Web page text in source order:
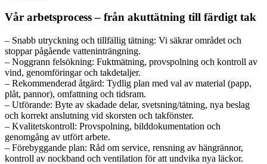
Vår arbetsprocess – från akuttätning till färdigt tak
– Snabb utryckning och tillfällig tätning: Vi säkrar området och
stoppar pågående vatteninträngning.
– Noggrann felsökning: Fuktmätning, provspolning och kontroll av
vind, genomföringar och takdetaljer.
– Rekommenderad åtgärd: Tydlig plan med val av material (papp,
plåt, pannor), omfattning och tidsram.
– Utförande: Byte av skadade delar, svetsning/tätning, nya beslag
och korrekt anslutning vid skorsten och takfönster.
– Kvalitetskontroll: Provspolning, bilddokumentation och
genomgång av utfört arbete.
– Förebyggande plan: Råd om service, rensning av hängrännor,
kontroll av nockband och ventilation för att undvika nya läckor.